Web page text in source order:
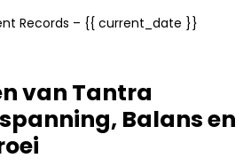
Records – {{ current_date }}
van Tantra
Balans en